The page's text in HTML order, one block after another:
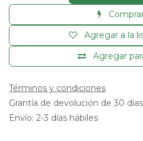
Agregar
Agregar a la
Términos y condiciones
Grantía de devolución de 30 días
Envío: 2-3 días hábiles